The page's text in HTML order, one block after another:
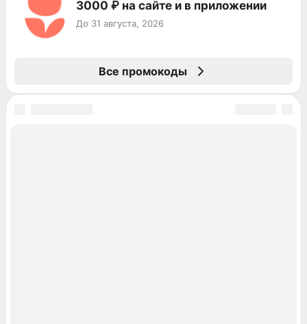
3000 ₽ на сайте и в приложении
До 31 августа, 2026
Все промокоды